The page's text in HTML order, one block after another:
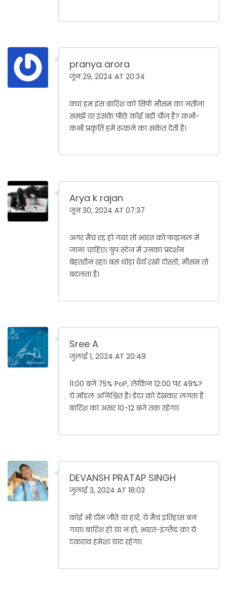
pranya arora
जून 29, 2024 AT 20:34
क्या हम इस बारिश को सिर्फ मौसम का नतीजा
समझें या इसके पीछे कोई बड़ी चीज़ है? कभी-
कभी प्रकृति हमें रुकने का संकेत देती है।
Arya k rajan
जून 30, 2024 AT 07:37
अगर मैच रद्द हो गया तो भारत को फाइनल में
जाना चाहिए। ग्रुप स्टेज में उनका प्रदर्शन
बेहतरीन रहा। बस थोड़ा धैर्य रखो दोस्तों, मौसम तो
बदलता है।
Sree A
जुलाई 1, 2024 AT 20:49
11:00 बजे 75% PoP, लेकिन 12:00 पर 49%?
ये मॉडल अनिश्चित है। डेटा को देखकर लगता है
बारिश का असर 10-12 बजे तक रहेगा।
DEVANSH PRATAP SINGH
जुलाई 3, 2024 AT 18:03
कोई भी टीम जीते या हारे, ये मैच इतिहास बन
गया। बारिश हो या न हो, भारत-इंग्लैंड का ये
टकराव हमेशा याद रहेगा।